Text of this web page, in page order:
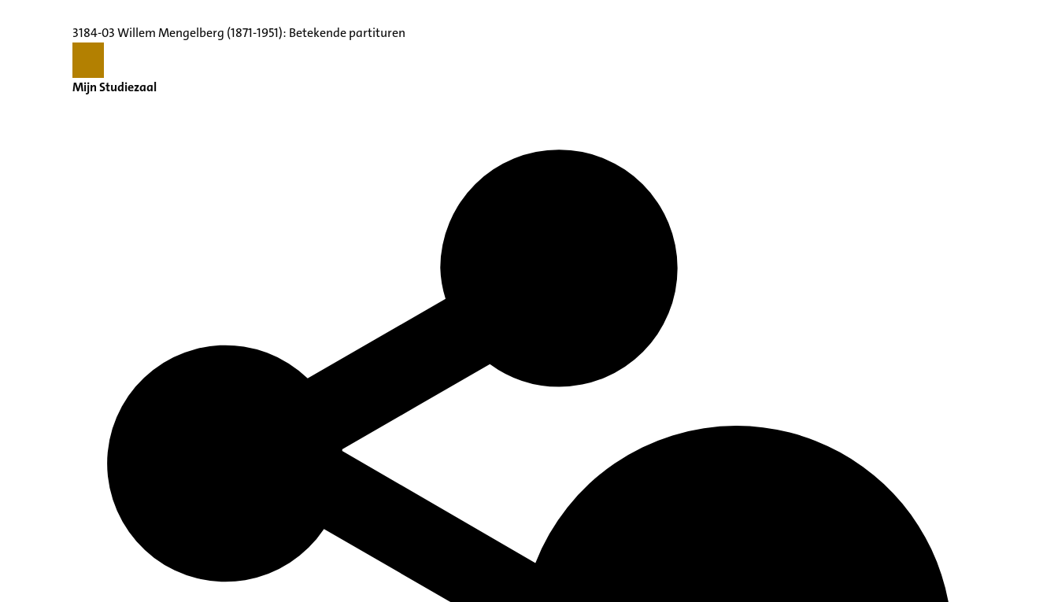
3184-03 Willem Mengelberg (1871-1951): Betekende partituren
Mijn Studiezaal